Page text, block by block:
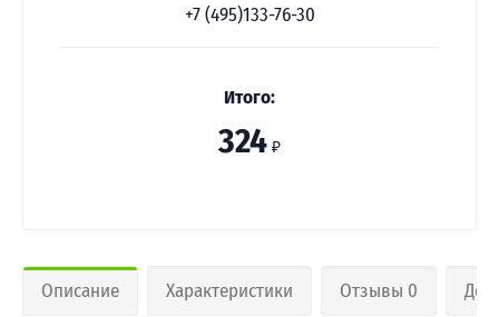
+7 (495)133-76-30
Итого:
324 ₽
Описание Характеристики Отзывы 0